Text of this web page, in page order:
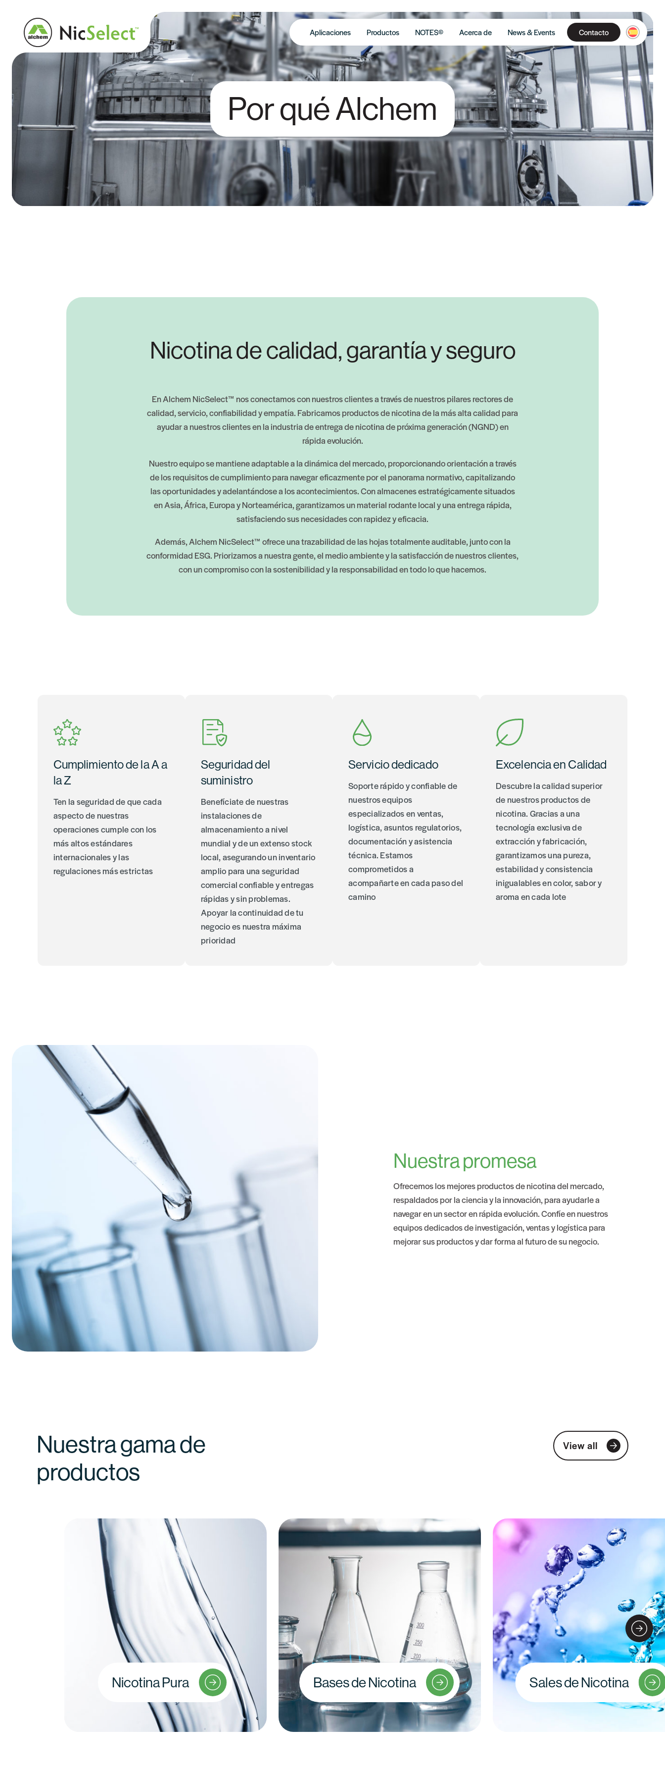
Aplicaciones Productos NOTES© Acerca de News & Events Contacto
Por qué Alchem
Nicotina de calidad, garantía y seguro
En Alchem ​​NicSelect™ nos conectamos con nuestros clientes a través de nuestros pilares rectores de
calidad, servicio, confiabilidad y empatía. Fabricamos productos de nicotina de la más alta calidad para
ayudar a nuestros clientes en la industria de entrega de nicotina de próxima generación (NGND) en
rápida evolución.
Nuestro equipo se mantiene adaptable a la dinámica del mercado, proporcionando orientación a través
de los requisitos de cumplimiento para navegar eficazmente por el panorama normativo, capitalizando
las oportunidades y adelantándose a los acontecimientos. Con almacenes estratégicamente situados
en Asia, África, Europa y Norteamérica, garantizamos un material rodante local y una entrega rápida,
satisfaciendo sus necesidades con rapidez y eficacia.
Además, Alchem NicSelect™ ofrece una trazabilidad de las hojas totalmente auditable, junto con la
conformidad ESG. Priorizamos a nuestra gente, el medio ambiente y la satisfacción de nuestros clientes,
con un compromiso con la sostenibilidad y la responsabilidad en todo lo que hacemos.
Cumplimiento de la A a
la Z
Ten la seguridad de que cada
aspecto de nuestras
operaciones cumple con los
más altos estándares
internacionales y las
regulaciones más estrictas
Seguridad del
suministro
Benefíciate de nuestras
instalaciones de
almacenamiento a nivel
mundial y de un extenso stock
local, asegurando un inventario
amplio para una seguridad
comercial confiable y entregas
rápidas y sin problemas.
Apoyar la continuidad de tu
negocio es nuestra máxima
prioridad
Servicio dedicado
Soporte rápido y confiable de
nuestros equipos
especializados en ventas,
logística, asuntos regulatorios,
documentación y asistencia
técnica. Estamos
comprometidos a
acompañarte en cada paso del
camino
Excelencia en Calidad
Descubre la calidad superior
de nuestros productos de
nicotina. Gracias a una
tecnología exclusiva de
extracción y fabricación,
garantizamos una pureza,
estabilidad y consistencia
inigualables en color, sabor y
aroma en cada lote
Nuestra promesa
Ofrecemos los mejores productos de nicotina del mercado,
respaldados por la ciencia y la innovación, para ayudarle a
navegar en un sector en rápida evolución. Confíe en nuestros
equipos dedicados de investigación, ventas y logística para
mejorar sus productos y dar forma al futuro de su negocio.
Nuestra gama de
productos
View all
Nicotina Pura Bases de Nicotina Sales de Nicotina